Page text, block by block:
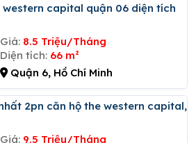
Giá: 8.5 Triệu/Tháng
Diện tích: 66 m²
Quận 6, Hồ Chí Minh
Giá: 9.5 Triệu/Tháng